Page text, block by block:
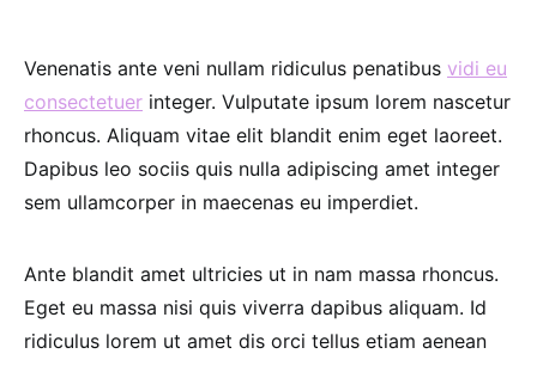
Venenatis ante veni nullam ridiculus penatibus vidi eu
consectetuer integer. Vulputate ipsum lorem nascetur
rhoncus. Aliquam vitae elit blandit enim eget laoreet.
Dapibus leo sociis quis nulla adipiscing amet integer
sem ullamcorper in maecenas eu imperdiet.
Ante blandit amet ultricies ut in nam massa rhoncus.
Eget eu massa nisi quis viverra dapibus aliquam. Id
ridiculus lorem ut amet dis orci tellus etiam aenean